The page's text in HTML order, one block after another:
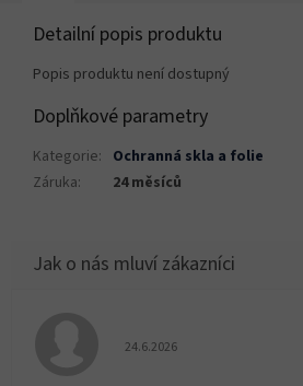
Detailní popis produktu
Popis produktu není dostupný
Doplňkové parametry
Kategorie: Ochranná skla a folie
Záruka: 24 měsíců
Hodnocení obchodu je 5 z 5
24.6.2026